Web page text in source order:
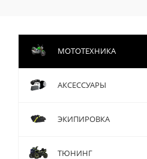
МОТОТЕХНИКА
АКСЕССУАРЫ
ЭКИПИРОВКА
ТЮНИНГ